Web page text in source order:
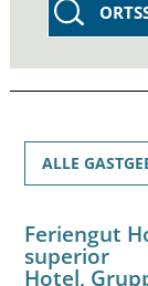
ALLE
Feriengut
superior
Hotel,